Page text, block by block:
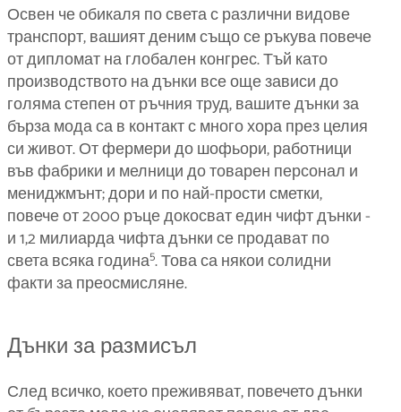
Освен че обикаля по света с различни видове
транспорт, вашият деним също се ръкува повече
от дипломат на глобален конгрес. Тъй като
производството на дънки все още зависи до
голяма степен от ръчния труд, вашите дънки за
бърза мода са в контакт с много хора през целия
си живот. От фермери до шофьори, работници
във фабрики и мелници до товарен персонал и
мениджмънт; дори и по най-прости сметки,
повече от 2000 ръце докосват един чифт дънки -
и 1,2 милиарда чифта дънки се продават по
света всяка година5. Това са някои солидни
факти за преосмисляне.
Дънки за размисъл
След всичко, което преживяват, повечето дънки